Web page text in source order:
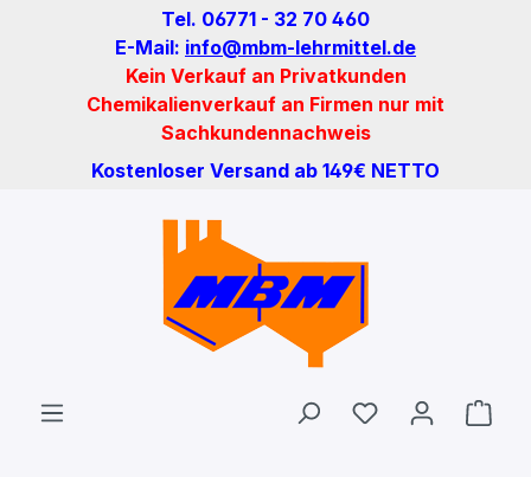
Zum Hauptinhalt springenTel. 06771 - 32 70 460
E-Mail: info@mbm-lehrmittel.de
Kein Verkauf an Privatkunden
Chemikalienverkauf an Firmen nur mit
Sachkundennachweis
Kostenloser Versand ab 149€ NETTO
Du hast 0